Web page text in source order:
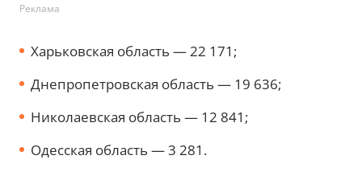
Реклама
Харьковская область — 22 171;
Днепропетровская область — 19 636;
Николаевская область — 12 841;
Одесская область — 3 281.